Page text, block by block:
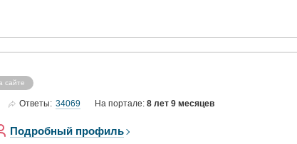
сайте
Ответы: 34069 На портале: 8 лет 9 месяцев
Подробный профиль